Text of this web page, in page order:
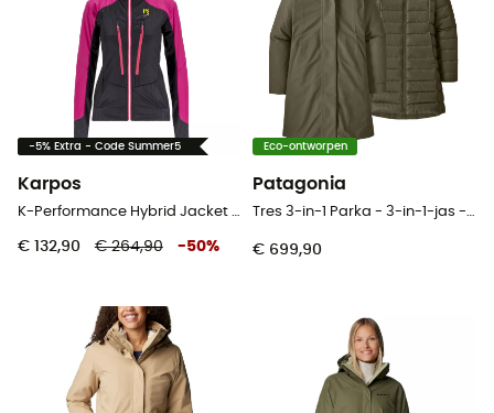
-5% Extra - Code Summer5
Karpos
€ 132,90 € 264,90 -50%
Eco-ontworpen
Patagonia
€ 699,90